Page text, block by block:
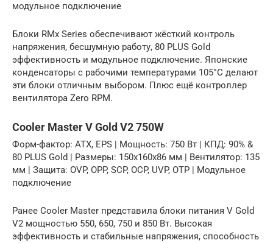
модульное подключение
Блоки RMx Series обеспечивают жёсткий контроль
напряжения, бесшумную работу, 80 PLUS Gold
эффективность и модульное подключение. Японские
конденсаторы с рабочими температурами 105°C делают
эти блоки отличным выбором. Плюс ещё контроллер
вентилятора Zero RPM.
Cooler Master V Gold V2 750W
Форм-фактор: ATX, EPS | Мощность: 750 Вт | КПД: 90% &
80 PLUS Gold | Размеры: 150х160х86 мм | Вентилятор: 135
мм | Защита: OVP, OPP, SCP, OCP, UVP, OTP | Модульное
подключение
Ранее Cooler Master представила блоки питания V Gold
V2 мощностью 550, 650, 750 и 850 Вт. Высокая
эффективность и стабильные напряжения, способность